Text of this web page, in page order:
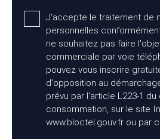
J'accepte le traitement de
personnelles conformément
ne souhaitez pas faire
commerciale par voie
pouvez vous inscrire
d'opposition au
prévu par l'article L223-1
consommation, sur le site
www.bloctel.gouv.fr ou par